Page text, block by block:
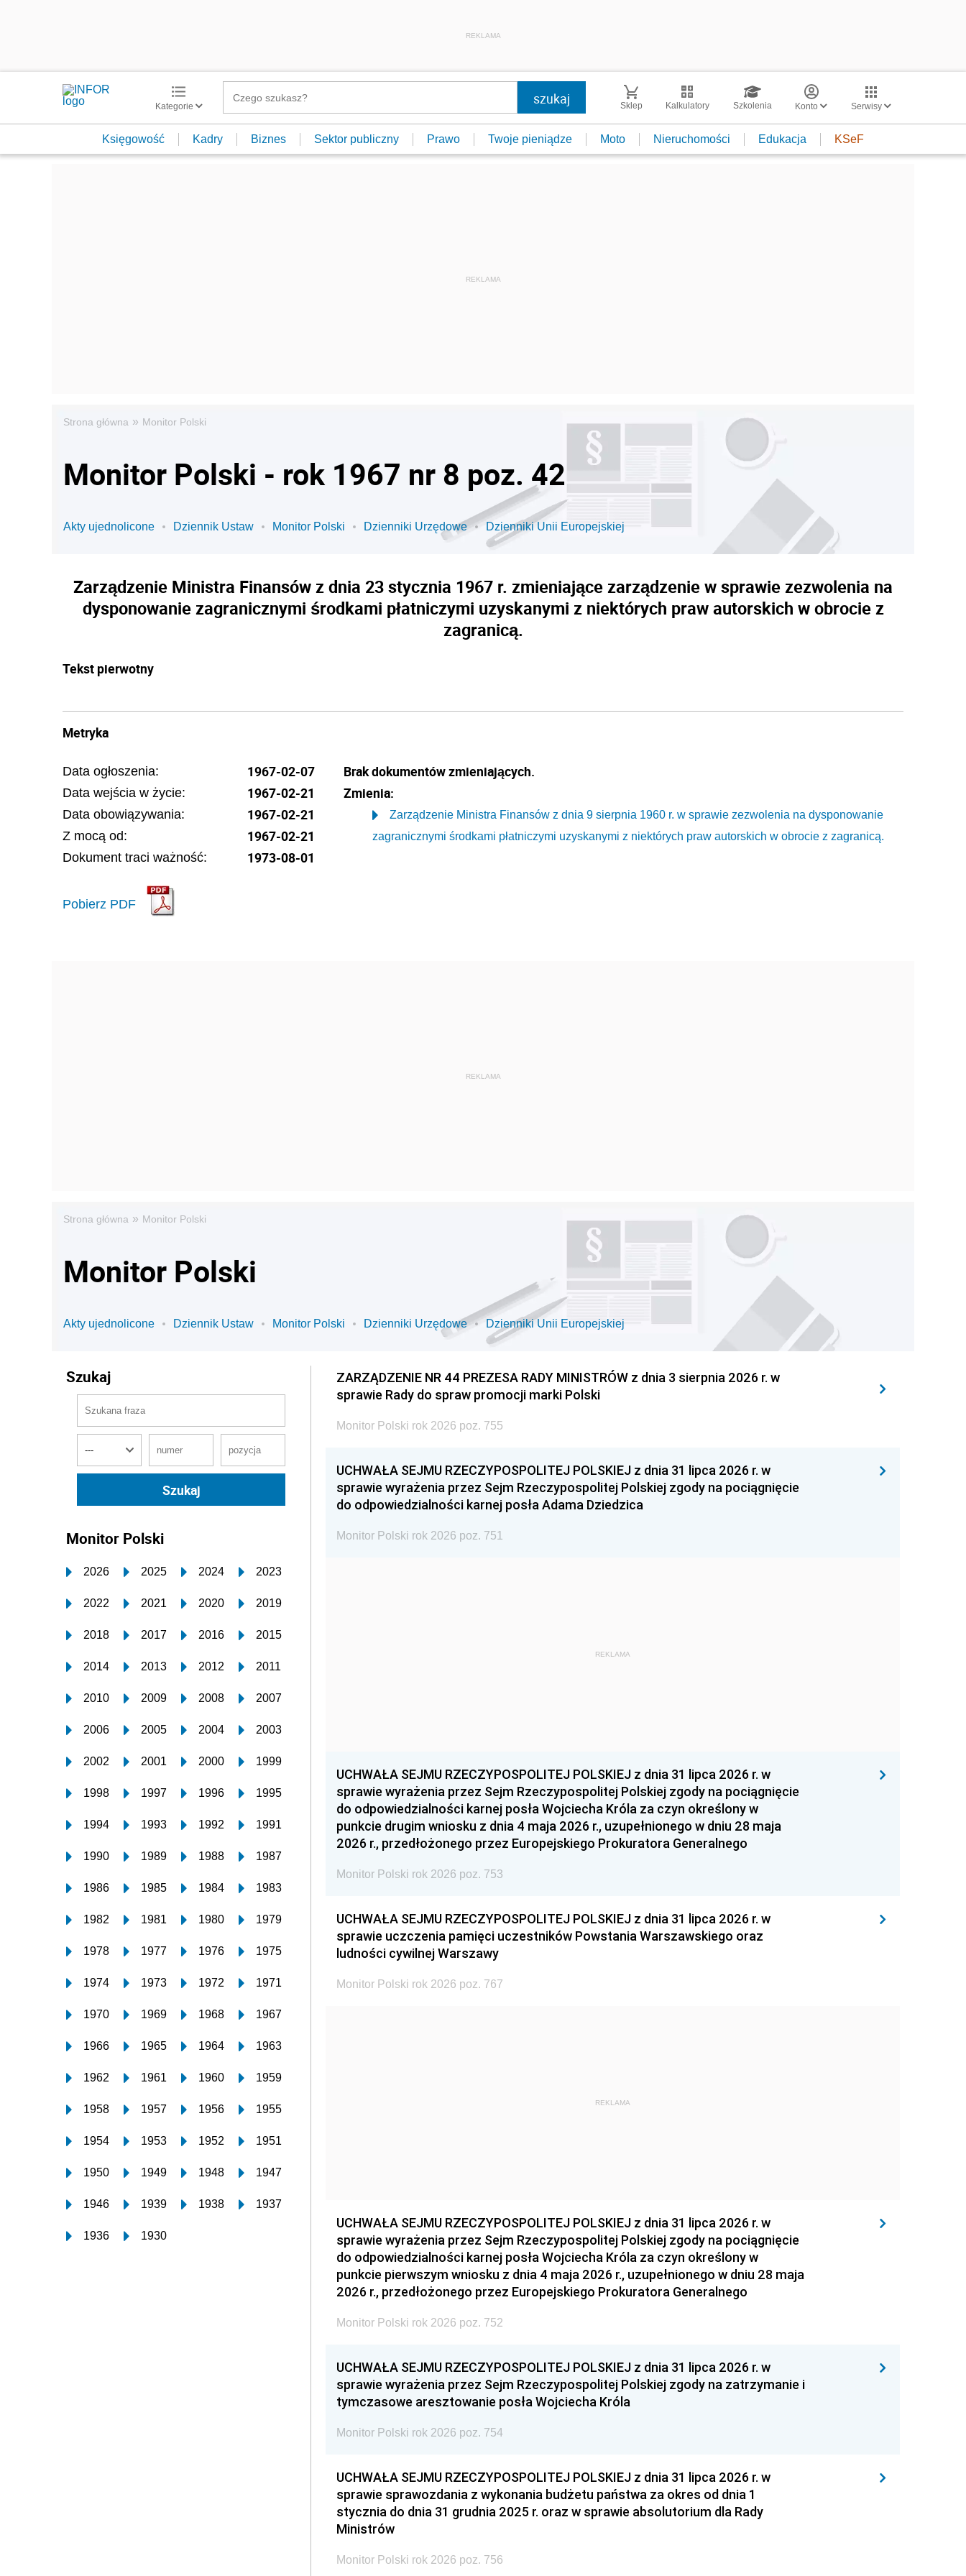
REKLAMA
Kategorie Sklep Kalkulatory Szkolenia Konto Serwisy
Księgowość Kadry Biznes Sektor publiczny Prawo Twoje pieniądze Moto Nieruchomości Edukacja KSeF
Strona główna » Monitor Polski
Monitor Polski - rok 1967 nr 8 poz. 42
Akty ujednolicone Dziennik Ustaw Monitor Polski Dzienniki Urzędowe Dzienniki Unii Europejskiej
Zarządzenie Ministra Finansów z dnia 23 stycznia 1967 r. zmieniające zarządzenie w sprawie zezwolenia na
dysponowanie zagranicznymi środkami płatniczymi uzyskanymi z niektórych praw autorskich w obrocie z
zagranicą.
Tekst pierwotny
Metryka
Data ogłoszenia: 1967-02-07
Data wejścia w życie: 1967-02-21
Data obowiązywania: 1967-02-21
Z mocą od: 1967-02-21
Dokument traci ważność: 1973-08-01
Pobierz PDF
Brak dokumentów zmieniających.
Zmienia:
Zarządzenie Ministra Finansów z dnia 9 sierpnia 1960 r. w sprawie zezwolenia na dysponowanie
zagranicznymi środkami płatniczymi uzyskanymi z niektórych praw autorskich w obrocie z zagranicą.
Strona główna » Monitor Polski
Monitor Polski
Akty ujednolicone Dziennik Ustaw Monitor Polski Dzienniki Urzędowe Dzienniki Unii Europejskiej
Szukaj
Monitor Polski
2026 2025 2024 2023
2022 2021 2020 2019
2018 2017 2016 2015
2014 2013 2012 2011
2010 2009 2008 2007
2006 2005 2004 2003
2002 2001 2000 1999
1998 1997 1996 1995
1994 1993 1992 1991
1990 1989 1988 1987
1986 1985 1984 1983
1982 1981 1980 1979
1978 1977 1976 1975
1974 1973 1972 1971
1970 1969 1968 1967
1966 1965 1964 1963
1962 1961 1960 1959
1958 1957 1956 1955
1954 1953 1952 1951
1950 1949 1948 1947
1946 1939 1938 1937
1936 1930
ZARZĄDZENIE NR 44 PREZESA RADY MINISTRÓW z dnia 3 sierpnia 2026 r. w
sprawie Rady do spraw promocji marki Polski
Monitor Polski rok 2026 poz. 755
UCHWAŁA SEJMU RZECZYPOSPOLITEJ POLSKIEJ z dnia 31 lipca 2026 r. w
sprawie wyrażenia przez Sejm Rzeczypospolitej Polskiej zgody na pociągnięcie
do odpowiedzialności karnej posła Adama Dziedzica
Monitor Polski rok 2026 poz. 751
REKLAMA
UCHWAŁA SEJMU RZECZYPOSPOLITEJ POLSKIEJ z dnia 31 lipca 2026 r. w
sprawie wyrażenia przez Sejm Rzeczypospolitej Polskiej zgody na pociągnięcie
do odpowiedzialności karnej posła Wojciecha Króla za czyn określony w
punkcie drugim wniosku z dnia 4 maja 2026 r., uzupełnionego w dniu 28 maja
2026 r., przedłożonego przez Europejskiego Prokuratora Generalnego
Monitor Polski rok 2026 poz. 753
UCHWAŁA SEJMU RZECZYPOSPOLITEJ POLSKIEJ z dnia 31 lipca 2026 r. w
sprawie uczczenia pamięci uczestników Powstania Warszawskiego oraz
ludności cywilnej Warszawy
Monitor Polski rok 2026 poz. 767
REKLAMA
UCHWAŁA SEJMU RZECZYPOSPOLITEJ POLSKIEJ z dnia 31 lipca 2026 r. w
sprawie wyrażenia przez Sejm Rzeczypospolitej Polskiej zgody na pociągnięcie
do odpowiedzialności karnej posła Wojciecha Króla za czyn określony w
punkcie pierwszym wniosku z dnia 4 maja 2026 r., uzupełnionego w dniu 28 maja
2026 r., przedłożonego przez Europejskiego Prokuratora Generalnego
Monitor Polski rok 2026 poz. 752
UCHWAŁA SEJMU RZECZYPOSPOLITEJ POLSKIEJ z dnia 31 lipca 2026 r. w
sprawie wyrażenia przez Sejm Rzeczypospolitej Polskiej zgody na zatrzymanie i
tymczasowe aresztowanie posła Wojciecha Króla
Monitor Polski rok 2026 poz. 754
UCHWAŁA SEJMU RZECZYPOSPOLITEJ POLSKIEJ z dnia 31 lipca 2026 r. w
sprawie sprawozdania z wykonania budżetu państwa za okres od dnia 1
stycznia do dnia 31 grudnia 2025 r. oraz w sprawie absolutorium dla Rady
Ministrów
Monitor Polski rok 2026 poz. 756